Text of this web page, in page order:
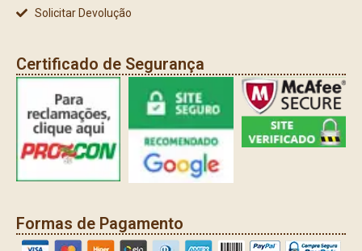
Solicitar Devolução
Certificado de Segurança
Formas de Pagamento